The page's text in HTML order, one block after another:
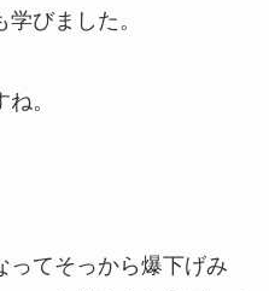
びました。
。
ってそっから爆下げみ